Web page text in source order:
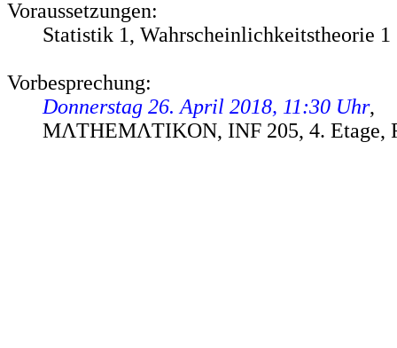
Voraussetzungen:
Statistik 1, Wahrscheinlichkeitstheorie 1
Vorbesprechung:
Donnerstag 26. April 2018, 11:30 Uhr,
MΛTHEMΛTIKON, INF 205, 4. Etage,